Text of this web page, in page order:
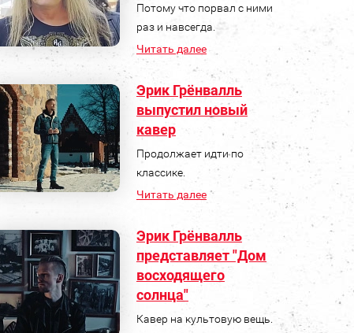
Потому что порвал с ними
раз и навсегда.
Читать далее
Эрик Грёнвалль
выпустил новый
кавер
Продолжает идти по
классике.
Читать далее
Эрик Грёнвалль
представляет "Дом
восходящего
солнца"
Кавер на культовую вещь.